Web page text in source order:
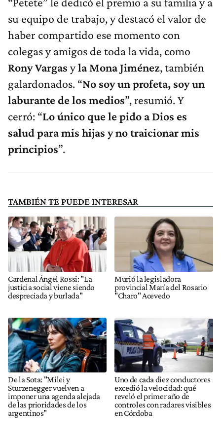
su equipo de trabajo, y destacó el valor de
haber compartido ese momento con
colegas y amigos de toda la vida, como
Rony Vargas yla Mona Jiménez, también
galardonados. “No soy un profeta, soy un
laburante de los medios”, resumió. Y
cerró: “Lo único que le pido a Dios es
salud para mis hijas y no traicionar mis
principios”.
TAMBIÉN TE PUEDE INTERESAR
Cardenal Ángel Rossi: "La
justicia social viene siendo
despreciada y burlada"
Murió la legisladora
provincial María del Rosario
"Charo" Acevedo
De la Sota: "Milei y
Sturzenegger vuelven a
imponer una agenda alejada
de las prioridades de los
argentinos"
Uno de cada diez conductores
excedió la velocidad: qué
reveló el primer año de
controles con radares visibles
en Córdoba